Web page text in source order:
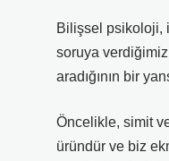
Bilişsel psikoloji,
soruya verdiğimiz
aradığının bir
Öncelikle, simit
üründür ve biz